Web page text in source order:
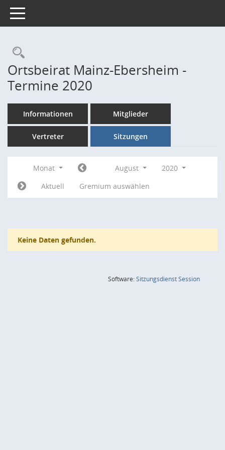
Toggle navigation
Rechercheauswahl
Ortsbeirat Mainz-Ebersheim -
Termine 2020
Informationen Mitglieder
Vertreter Sitzungen
Monat August
2020
Aktuell
Gremium auswählen
Keine Daten gefunden.
Software:SitzungsdienstSession(Wird in